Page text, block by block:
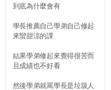
到底為什麼會有
學長推薦自己學弟自己修起
來蠻甜涼的課
結果學弟修起來覺得很苦而
且成績也不好看
然後學弟就罵學長是垃圾人